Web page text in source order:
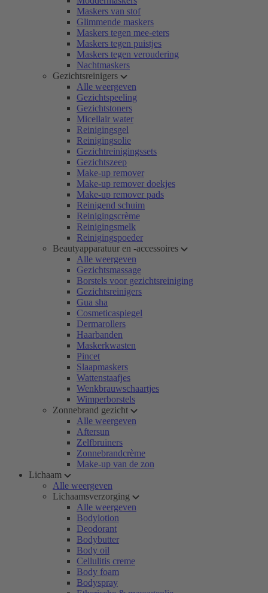
Maskers van stof
Glimmende maskers
Maskers tegen mee-eters
Maskers tegen puistjes
Maskers tegen veroudering
Nachtmaskers
Gezichtsreinigers
Alle weergeven
Gezichtspeeling
Gezichtstoners
Micellair water
Reinigingsgel
Reinigingsolie
Gezichtreinigingssets
Gezichtszeep
Make-up remover
Make-up remover doekjes
Make-up remover pads
Reinigend schuim
Reinigingscrème
Reinigingsmelk
Reinigingspoeder
Beautyapparatuur en -accessoires
Alle weergeven
Gezichtsmassage
Borstels voor gezichtsreiniging
Gezichtsreinigers
Gua sha
Cosmeticaspiegel
Dermarollers
Haarbanden
Maskerkwasten
Pincet
Slaapmaskers
Wattenstaafjes
Wenkbrauwschaartjes
Wimperborstels
Zonnebrand gezicht
Alle weergeven
Aftersun
Zelfbruiners
Zonnebrandcrème
Make-up van de zon
Lichaam
Alle weergeven
Lichaamsverzorging
Alle weergeven
Bodylotion
Deodorant
Bodybutter
Body oil
Cellulitis creme
Body foam
Bodyspray